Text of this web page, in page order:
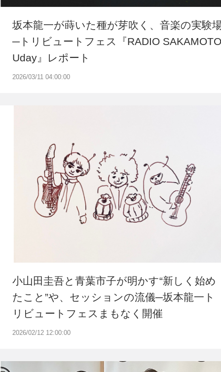
2026/03/11 04:00:00
坂本龍一が蒔いた種が芽吹く、音楽の実験
─トリビュートフェス『RADIO SAKAMOTO
Uday』レポート
2026/02/12 12:00:00
小山田圭吾と青葉市子が明かす“新しく始め
たこと”や、セッションの流儀─坂本龍一ト
リビュートフェスまもなく開催